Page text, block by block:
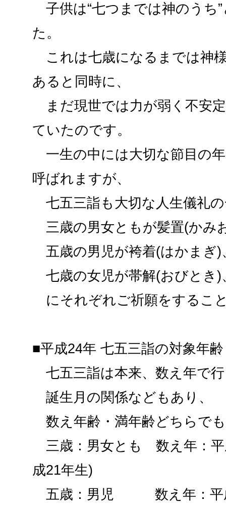
子供は“七つまでは神のうち
た。
これは七歳になるまでは神
あると同時に、
まだ現世では力が弱く不安
ていたのです。
一生の中には大切な節目の
呼ばれますが、
七五三詣も大切な人生儀礼
三歳の男女ともが髪置(かみ
五歳の男児が袴着(はかまぎ)
七歳の女児が帯解(おびとき)
にそれぞれご祈願をするこ
■平成24年 七五三詣の対象年齢
七五三詣は本来、数え年で
誕生月の関係などもあり、
数え年齢・満年齢どちらで
三歳：男女とも 数え年：平
成21年生)
五歳：男児 数え年：平成